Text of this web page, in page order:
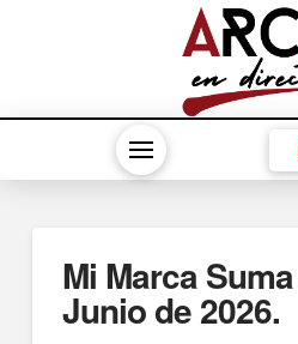
Mi Marca
Junio de 2026.